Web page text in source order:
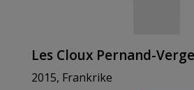
Les Cloux Pernand-
2015, Frankrike